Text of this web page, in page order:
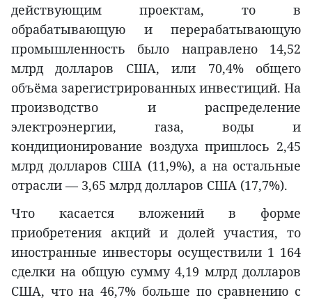
действующим проектам, то в
обрабатывающую и перерабатывающую
промышленность было направлено 14,52
млрд долларов США, или 70,4% общего
объёма зарегистрированных инвестиций. На
производство и распределение
электроэнергии, газа, воды и
кондиционирование воздуха пришлось 2,45
млрд долларов США (11,9%), а на остальные
отрасли — 3,65 млрд долларов США (17,7%).
Что касается вложений в форме
приобретения акций и долей участия, то
иностранные инвесторы осуществили 1 164
сделки на общую сумму 4,19 млрд долларов
США, что на 46,7% больше по сравнению с